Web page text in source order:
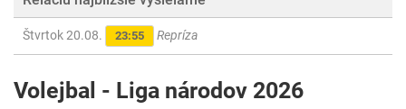
Štvrtok 20.08. 23:55 Repríza
Volejbal - Liga národov 2026